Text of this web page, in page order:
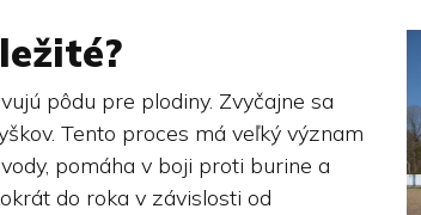
pôdu pre plodiny. Zvyčajne sa
Tento proces má veľký význam
pomáha v boji proti burine a
do roka v závislosti od